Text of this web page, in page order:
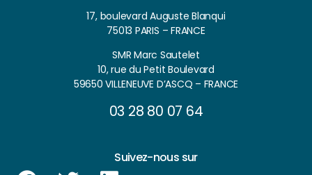
17, boulevard Auguste Blanqui
75013 PARIS – FRANCE
SMR Marc Sautelet
10, rue du Petit Boulevard
59650 VILLENEUVE D’ASCQ – FRANCE
03 28 80 07 64
Suivez-nous sur